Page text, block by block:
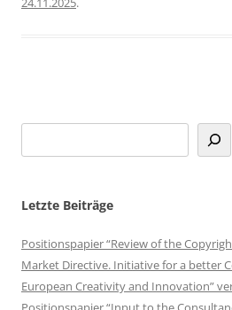
Letzte Beiträge
Positionspapier “Review of the
Market Directive. Initiative for a better
European Creativity and Innovation”